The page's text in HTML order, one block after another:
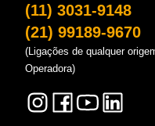
(11) 3031-9148
(21) 99189-9670
(Ligações de qualquer
Operadora)